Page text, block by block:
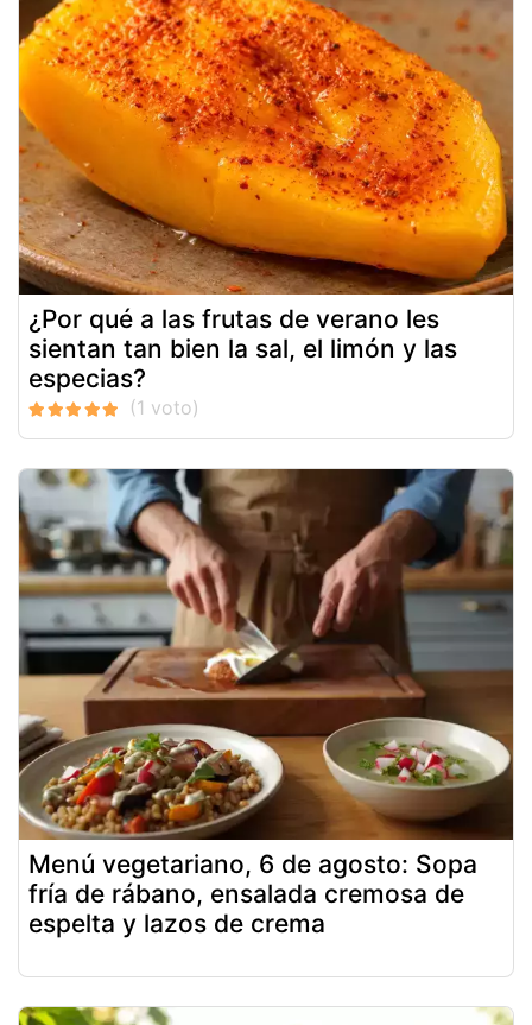
¿Por qué a las frutas de verano les
sientan tan bien la sal, el limón y las
especias?
Menú vegetariano, 6 de agosto: Sopa
fría de rábano, ensalada cremosa de
espelta y lazos de crema